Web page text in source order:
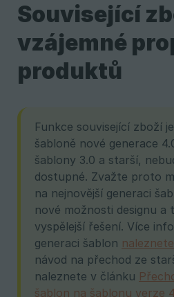
Související
vzájemné
produktů
Funkce související zboží
šabloně nové generace
šablony 3.0 a starší,
dostupné. Zvažte proto
na nejnovější generaci
nové možnosti designu a
vyspělejší řešení. Více
generaci šablon
návod na přechod ze
naleznete v článku
šablon na šablonu verze